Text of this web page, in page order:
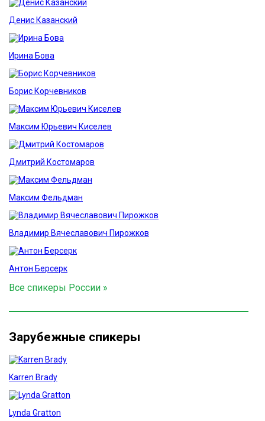
Денис Казанский
Ирина Бова
Борис Корчевников
Максим Юрьевич Киселев
Дмитрий Костомаров
Максим Фельдман
Владимир Вячеславович Пирожков
Антон Берсерк
Все спикеры России »
Зарубежные спикеры
Karren Brady
Lynda Gratton